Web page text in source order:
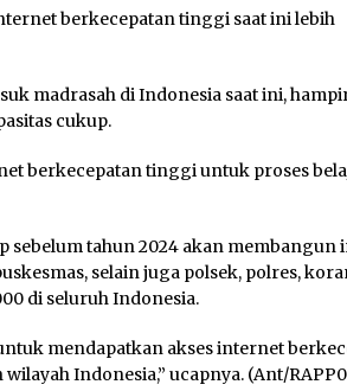
berkecepatan tinggi saat ini lebih
madrasah di Indonesia saat ini,
cukup.
berkecepatan tinggi untuk proses
sebelum tahun 2024 akan
selain juga polsek, polres,
di seluruh Indonesia.
mendapatkan akses internet
Indonesia,” ucapnya. (Ant/